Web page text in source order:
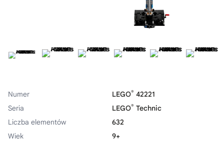
Numer LEGO® 42221
Seria
LEGO® Technic
Liczba elementów
632
Wiek
9+